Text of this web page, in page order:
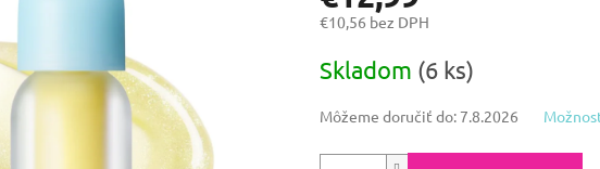
€10,56 bez DPH
cena:
Skladom (6 ks)
Môžeme doručiť do: 7.8.2026